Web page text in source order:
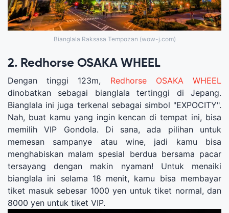
Bianglala Raksasa Tempozan (wow-j.com)
2. Redhorse OSAKA WHEEL
Dengan tinggi 123m, Redhorse OSAKA WHEEL
dinobatkan sebagai bianglala tertinggi di Jepang.
Bianglala ini juga terkenal sebagai simbol "EXPOCITY".
Nah, buat kamu yang ingin kencan di tempat ini, bisa
memilih VIP Gondola. Di sana, ada pilihan untuk
memesan sampanye atau wine, jadi kamu bisa
menghabiskan malam spesial berdua bersama pacar
tersayang dengan makin nyaman! Untuk menaiki
bianglala ini selama 18 menit, kamu bisa membayar
tiket masuk sebesar 1000 yen untuk tiket normal, dan
8000 yen untuk tiket VIP.